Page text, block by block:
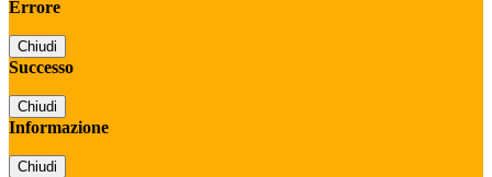
Errore
Chiudi
Successo
Chiudi
Informazione
Chiudi